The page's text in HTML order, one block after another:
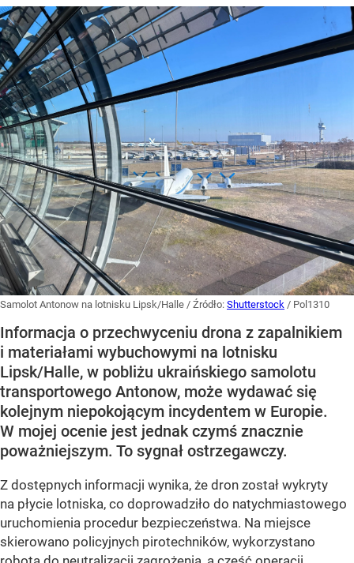
Samolot Antonow na lotnisku Lipsk/Halle / Źródło: Shutterstock / Pol1310
Informacja o przechwyceniu drona z zapalnikiem
i materiałami wybuchowymi na lotnisku
Lipsk/Halle, w pobliżu ukraińskiego samolotu
transportowego Antonow, może wydawać się
kolejnym niepokojącym incydentem w Europie.
W mojej ocenie jest jednak czymś znacznie
poważniejszym. To sygnał ostrzegawczy.
Z dostępnych informacji wynika, że dron został wykryty
na płycie lotniska, co doprowadziło do natychmiastowego
uruchomienia procedur bezpieczeństwa. Na miejsce
skierowano policyjnych pirotechników, wykorzystano